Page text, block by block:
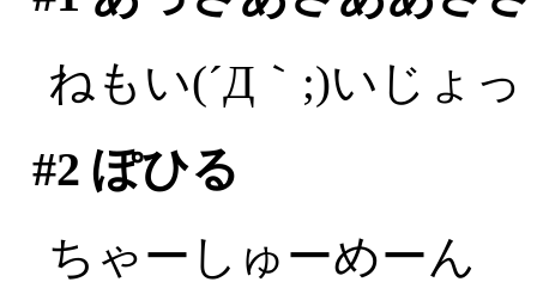
ねもい(´Д｀;)いじょっ
#2 ぽひる
ちゃーしゅーめーん